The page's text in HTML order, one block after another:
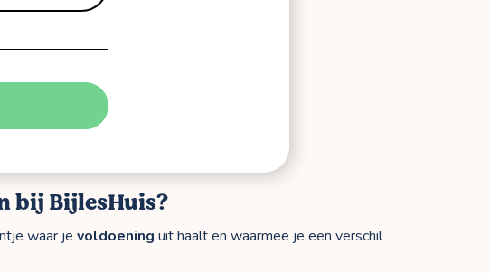
bij BijlesHuis?
waar je voldoening uit haalt en waarmee je een verschil